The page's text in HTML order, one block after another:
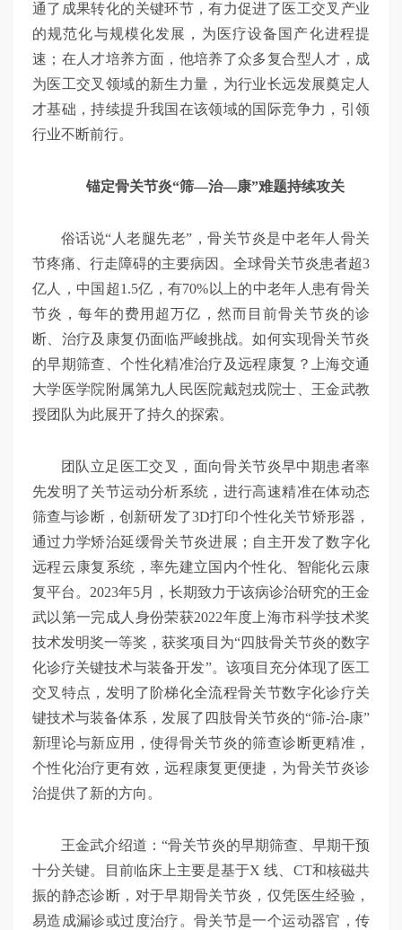
通了成果转化的关键环节，有力促进了医工交叉产业
的规范化与规模化发展，为医疗设备国产化进程提
速；在人才培养方面，他培养了众多复合型人才，成
为医工交叉领域的新生力量，为行业长远发展奠定人
才基础，持续提升我国在该领域的国际竞争力，引领
行业不断前行。
锚定骨关节炎“筛—治—康”难题持续攻关
俗话说“人老腿先老”，骨关节炎是中老年人骨关
节疼痛、行走障碍的主要病因。全球骨关节炎患者超3
亿人，中国超1.5亿，有70%以上的中老年人患有骨关
节炎，每年的费用超万亿，然而目前骨关节炎的诊
断、治疗及康复仍面临严峻挑战。如何实现骨关节炎
的早期筛查、个性化精准治疗及远程康复？上海交通
大学医学院附属第九人民医院戴尅戎院士、王金武教
授团队为此展开了持久的探索。
团队立足医工交叉，面向骨关节炎早中期患者率
先发明了关节运动分析系统，进行高速精准在体动态
筛查与诊断，创新研发了3D打印个性化关节矫形器，
通过力学矫治延缓骨关节炎进展；自主开发了数字化
远程云康复系统，率先建立国内个性化、智能化云康
复平台。2023年5月，长期致力于该病诊治研究的王金
武以第一完成人身份荣获2022年度上海市科学技术奖
技术发明奖一等奖，获奖项目为“四肢骨关节炎的数字
化诊疗关键技术与装备开发”。该项目充分体现了医工
交叉特点，发明了阶梯化全流程骨关节数字化诊疗关
键技术与装备体系，发展了四肢骨关节炎的“筛-治-康”
新理论与新应用，使得骨关节炎的筛查诊断更精准，
个性化治疗更有效，远程康复更便捷，为骨关节炎诊
治提供了新的方向。
王金武介绍道：“骨关节炎的早期筛查、早期干预
十分关键。目前临床上主要是基于X 线、CT和核磁共
振的静态诊断，对于早期骨关节炎，仅凭医生经验，
易造成漏诊或过度治疗。骨关节是一个运动器官，传